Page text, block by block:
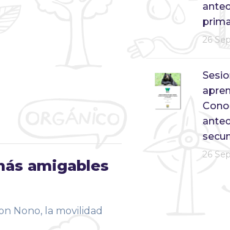
amigables
Nono, la movilidad
26
26